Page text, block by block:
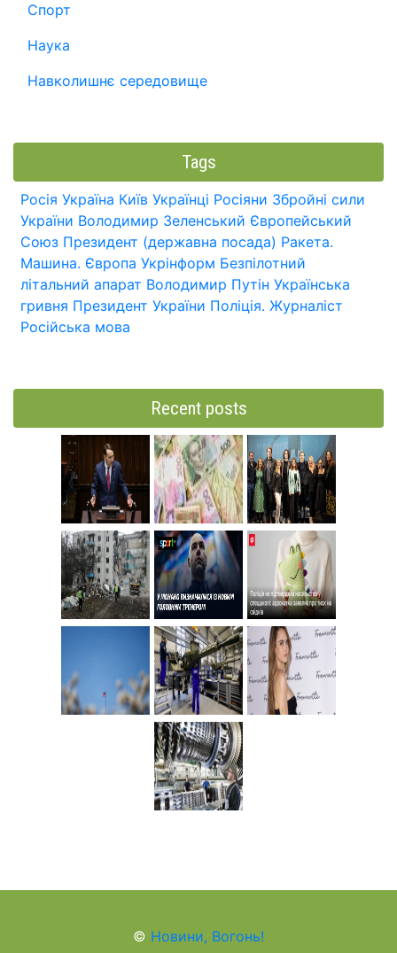
Спорт
Наука
Навколишнє середовище
Tags
Росія Україна Київ Українці Росіяни Збройні сили
України Володимир Зеленський Європейський
Союз Президент (державна посада) Ракета.
Машина. Європа Укрінформ Безпілотний
літальний апарат Володимир Путін Українська
гривня Президент України Поліція. Журналіст
Російська мова
Recent posts
© Новини, Вогонь!